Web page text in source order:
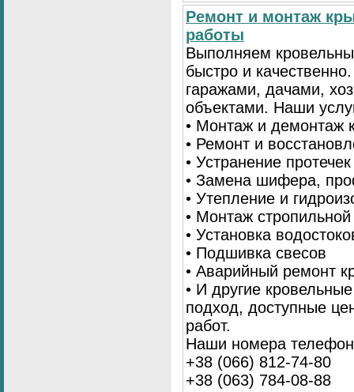
Ремонт и монтаж
работы
Выполняем
быстро и
гаражами, дачами,
объектами. Наши
• Монтаж и демонтаж
• Ремонт и
• Устранение протечек
• Замена шифера,
• Утепление и
• Монтаж
• Установка
• Подшивка свесов
• Аварийный ремонт
• И другие
подход, доступные
работ.
Наши номера
+38 (066) 812-74-80
+38 (063) 784-08-88